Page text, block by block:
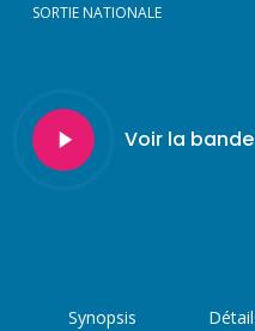
SORTIE NATIONALE
Play
Video
Voir la
Synopsis